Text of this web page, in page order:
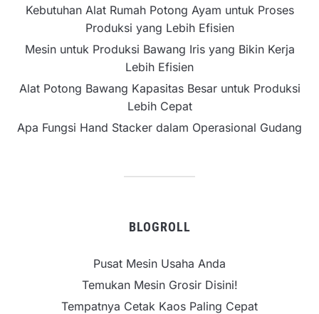
Kebutuhan Alat Rumah Potong Ayam untuk Proses
Produksi yang Lebih Efisien
Mesin untuk Produksi Bawang Iris yang Bikin Kerja
Lebih Efisien
Alat Potong Bawang Kapasitas Besar untuk Produksi
Lebih Cepat
Apa Fungsi Hand Stacker dalam Operasional Gudang
BLOGROLL
Pusat Mesin Usaha Anda
Temukan Mesin Grosir Disini!
Tempatnya Cetak Kaos Paling Cepat